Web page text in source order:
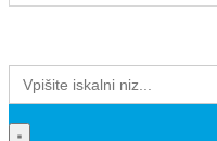
Search
for: